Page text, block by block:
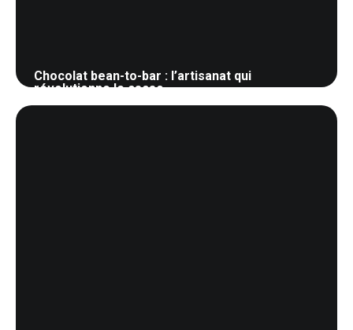
Chocolat bean-to-bar : l’artisanat qui
révolutionne le cacao